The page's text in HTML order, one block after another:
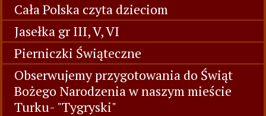
Cała Polska czyta dzieciom
Jasełka gr III, V, VI
Pierniczki Świąteczne
Obserwujemy przygotowania do Świąt
Bożego Narodzenia w naszym mieście
Turku- "Tygryski"